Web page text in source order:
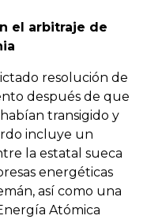
el arbitraje de
resolución de
después de que
transigido y
incluye un
la estatal sueca
energéticas
así como una
Atómica